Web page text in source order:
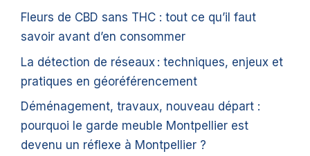
Fleurs de CBD sans THC : tout ce qu’il faut
savoir avant d’en consommer
La détection de réseaux : techniques, enjeux et
pratiques en géoréférencement
Déménagement, travaux, nouveau départ :
pourquoi le garde meuble Montpellier est
devenu un réflexe à Montpellier ?